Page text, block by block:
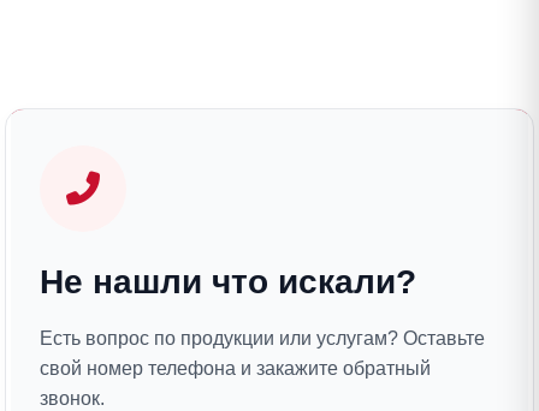
Не нашли что искали?
Есть вопрос по продукции или услугам? Оставьте
свой номер телефона и закажите обратный
звонок.